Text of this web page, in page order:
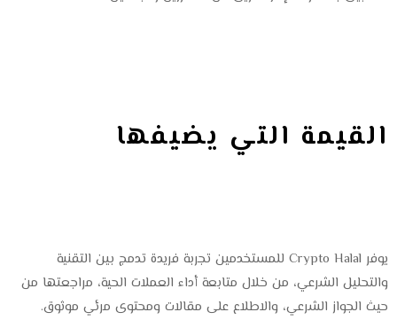
القيمة التي يضيفها
يوفر Crypto Halal للمستخدمين تجربة فريدة تدمج بين التقنية
والتحليل الشرعي، من خلال متابعة أداء العملات الحية، مراجعتها من
حيث الجواز الشرعي، والاطلاع على مقالات ومحتوى مرئي موثوق.